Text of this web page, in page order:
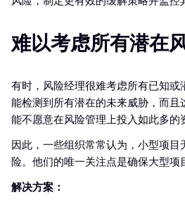
难以考虑所有潜在
有时，风险经理很难考虑所有已知或
能检测到所有潜在的未来威胁，而且
能不愿意在风险管理上投入如此多的
因此，一些组织常常认为，小型项目
险。他们的唯一关注点是确保大型项
解决方案：